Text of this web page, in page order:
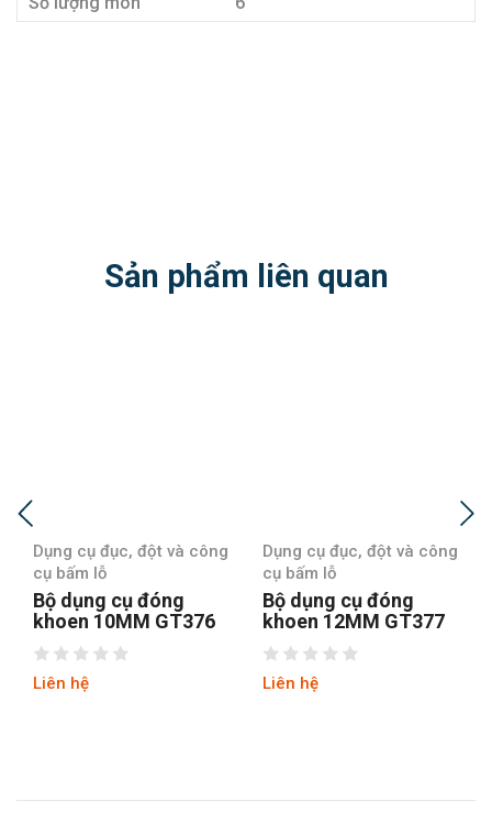
Sản phẩm liên quan
Dụng cụ đục, đột và công
cụ bấm lỗ
Bộ dụng cụ đóng
khoen 12MM GT377
Liên hệ
Dụng cụ đục, đột và
cụ bấm lỗ
Bộ dụng cụ đóng
khoen 14MM GT378
Liên hệ